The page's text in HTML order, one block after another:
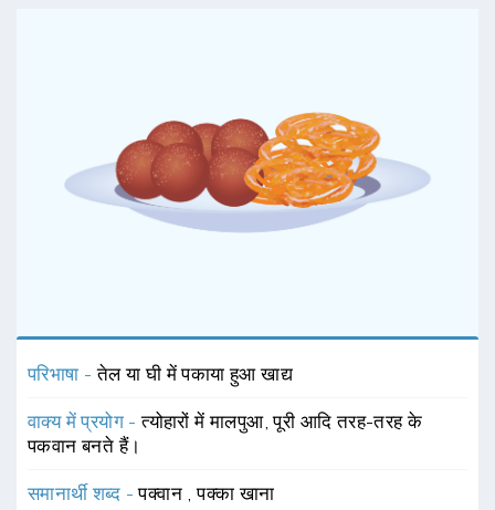
परिभाषा -तेल या घी में पकाया हुआ खाद्य
वाक्य में प्रयोग -त्योहारों में मालपुआ, पूरी आदि तरह-तरह के
पकवान बनते हैं।
समानार्थी शब्द -पक्वान ,पक्का खाना